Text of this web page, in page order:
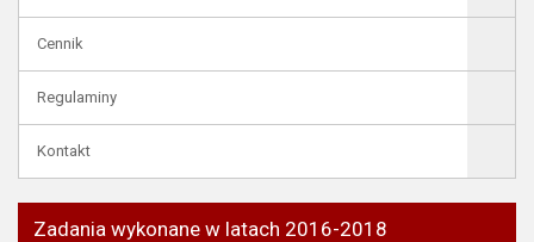
Cennik
Regulaminy
Kontakt
Zadania wykonane w latach 2016-2018